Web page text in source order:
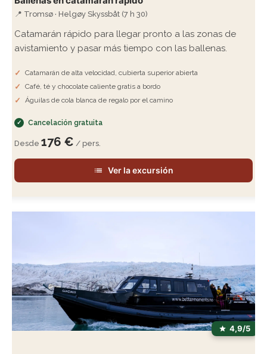
📍 Tromsø · Helgøy Skyssbåt (7 h 30)
Catamarán rápido para llegar pronto a las zonas de
avistamiento y pasar más tiempo con las ballenas.
Catamarán de alta velocidad, cubierta superior abierta
Café, té y chocolate caliente gratis a bordo
Águilas de cola blanca de regalo por el camino
Cancelación gratuita
Desde 176 € / pers.
Ver la excursión
4,9/5